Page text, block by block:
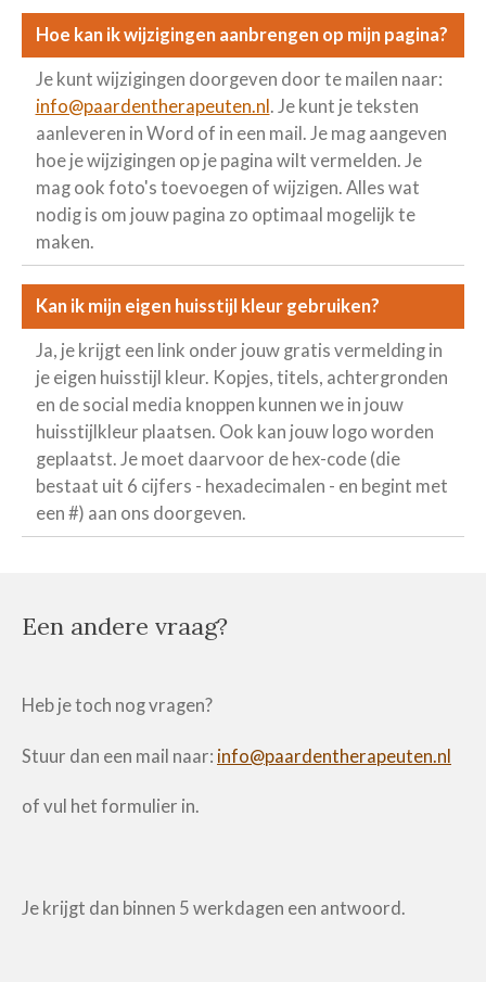
Hoe kan ik wijzigingen aanbrengen op mijn pagina?
Je kunt wijzigingen doorgeven door te mailen naar:
info@paardentherapeuten.nl . Je kunt je teksten
aanleveren in Word of in een mail. Je mag aangeven
hoe je wijzigingen op je pagina wilt vermelden. Je
mag ook foto's toevoegen of wijzigen. Alles wat
nodig is om jouw pagina zo optimaal mogelijk te
maken.
Kan ik mijn eigen huisstijl kleur gebruiken?
Ja, je krijgt een link onder jouw gratis vermelding in
je eigen huisstijl kleur. Kopjes, titels, achtergronden
en de social media knoppen kunnen we in jouw
huisstijlkleur plaatsen. Ook kan jouw logo worden
geplaatst. Je moet daarvoor de hex-code (die
bestaat uit 6 cijfers - hexadecimalen - en begint met
een #) aan ons doorgeven.
Een andere vraag?
Heb je toch nog vragen?
Stuur dan een mail naar: info@paardentherapeuten.nl
of vul het formulier in.
Je krijgt dan binnen 5 werkdagen een antwoord.